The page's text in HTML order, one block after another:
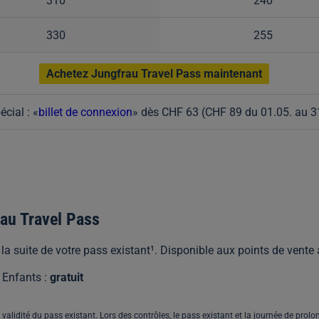
330 255
Achetez Jungfrau Travel Pass maintenant
: «billet de connexion» dès CHF 63 (CHF 89 du 01.05. au
Travel Pass
suite de votre pass existant¹. Disponible aux points de
Enfants : gratuit
du pass existant. Lors des contrôles, le pass existant et la journée de